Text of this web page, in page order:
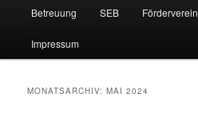
Betreuung SEB Förderverein
Impressum
MONATSARCHIV:MAI 2024